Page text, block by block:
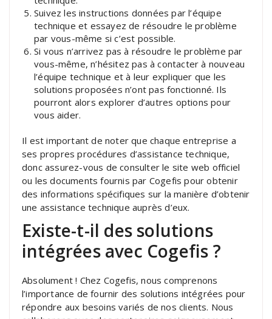
Suivez les instructions données par l’équipe
technique et essayez de résoudre le problème
par vous-même si c’est possible.
Si vous n’arrivez pas à résoudre le problème par
vous-même, n’hésitez pas à contacter à nouveau
l’équipe technique et à leur expliquer que les
solutions proposées n’ont pas fonctionné. Ils
pourront alors explorer d’autres options pour
vous aider.
Il est important de noter que chaque entreprise a
ses propres procédures d’assistance technique,
donc assurez-vous de consulter le site web officiel
ou les documents fournis par Cogefis pour obtenir
des informations spécifiques sur la manière d’obtenir
une assistance technique auprès d’eux.
Existe-t-il des solutions
intégrées avec Cogefis ?
Absolument ! Chez Cogefis, nous comprenons
l’importance de fournir des solutions intégrées pour
répondre aux besoins variés de nos clients. Nous